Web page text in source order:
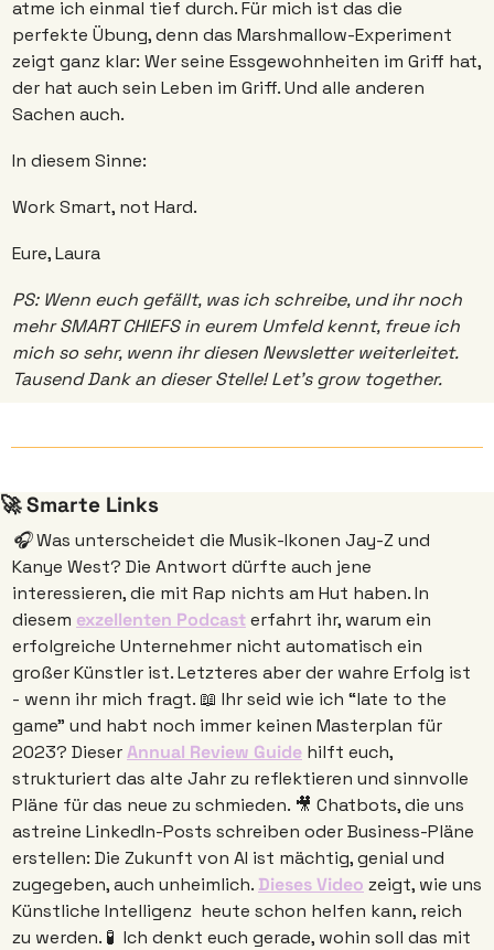
atme ich einmal tief durch. Für mich ist das die
perfekte Übung, denn das Marshmallow-Experiment
zeigt ganz klar: Wer seine Essgewohnheiten im Griff hat,
der hat auch sein Leben im Griff. Und alle anderen
Sachen auch.
In diesem Sinne:
Work Smart, not Hard.
Eure, Laura
PS: Wenn euch gefällt, was ich schreibe, und ihr noch
mehr SMART CHIEFS in eurem Umfeld kennt, freue ich
mich so sehr, wenn ihr diesen Newsletter weiterleitet.
Tausend Dank an dieser Stelle! Let’s grow together.
🚀 Smarte Links
🎧 Was unterscheidet die Musik-Ikonen Jay-Z und
Kanye West? Die Antwort dürfte auch jene
interessieren, die mit Rap nichts am Hut haben. In
diesem exzellenten Podcast erfahrt ihr, warum ein
erfolgreiche Unternehmer nicht automatisch ein
großer Künstler ist. Letzteres aber der wahre Erfolg ist
- wenn ihr mich fragt. 📖 Ihr seid wie ich “late to the
game” und habt noch immer keinen Masterplan für
2023? Dieser Annual Review Guide hilft euch,
strukturiert das alte Jahr zu reflektieren und sinnvolle
Pläne für das neue zu schmieden. 🎥 Chatbots, die uns
astreine LinkedIn-Posts schreiben oder Business-Pläne
erstellen: Die Zukunft von AI ist mächtig, genial und
zugegeben, auch unheimlich. Dieses Video zeigt, wie uns
Künstliche Intelligenz  heute schon helfen kann, reich
zu werden. 🧪 Ich denkt euch gerade, wohin soll das mit